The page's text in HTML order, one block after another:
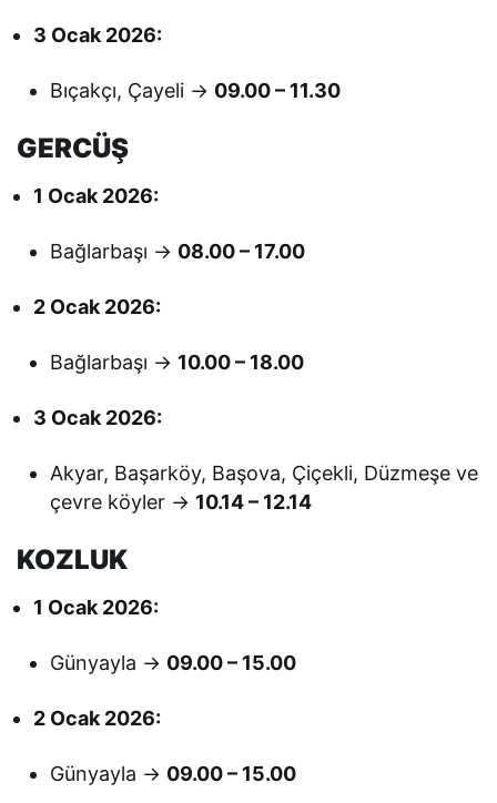
3 Ocak 2026:
Bıçakçı, Çayeli → 09.00 – 11.30
GERCÜŞ
1 Ocak 2026:
Bağlarbaşı → 08.00 – 17.00
2 Ocak 2026:
Bağlarbaşı → 10.00 – 18.00
3 Ocak 2026:
Akyar, Başarköy, Başova, Çiçekli, Düzmeşe ve
çevre köyler → 10.14 – 12.14
KOZLUK
1 Ocak 2026:
Günyayla → 09.00 – 15.00
2 Ocak 2026:
Günyayla → 09.00 – 15.00